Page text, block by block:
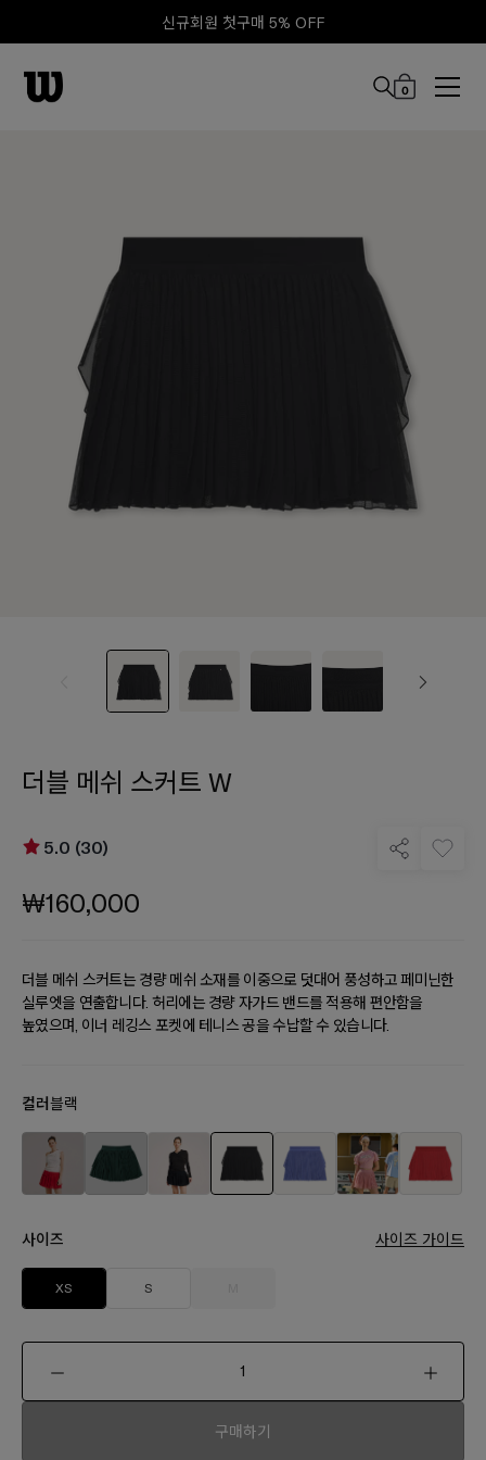
신규회원 첫구매 5% OFF
0
더블 메쉬 스커트 W
5.0 (30)
₩160,000
더블 메쉬 스커트는 경량 메쉬 소재를 이중으로 덧대어 풍성하고 페미닌한
실루엣을 연출합니다. 허리에는 경량 자가드 밴드를 적용해 편안함을
높였으며, 이너 레깅스 포켓에 테니스 공을 수납할 수 있습니다.
컬러블랙
사이즈 사이즈 가이드
XS S
구매하기